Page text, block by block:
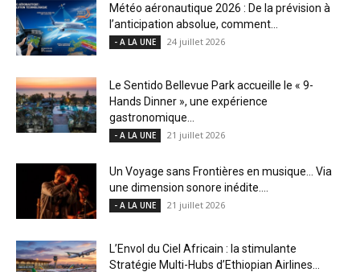
Météo aéronautique 2026 : De la prévision à
l’anticipation absolue, comment...
- A LA UNE 24 juillet 2026
Le Sentido Bellevue Park accueille le « 9-
Hands Dinner », une expérience
gastronomique...
- A LA UNE 21 juillet 2026
Un Voyage sans Frontières en musique… Via
une dimension sonore inédite....
- A LA UNE 21 juillet 2026
L’Envol du Ciel Africain : la stimulante
Stratégie Multi-Hubs d’Ethiopian Airlines...